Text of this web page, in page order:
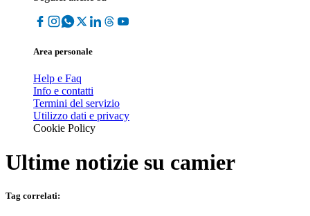
Area personale
Help e Faq
Info e contatti
Termini del servizio
Utilizzo dati e privacy
Cookie Policy
Ultime notizie su camier
Tag correlati: